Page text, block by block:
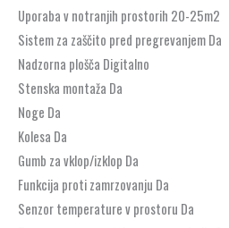
Uporaba v notranjih prostorih 20-25m2
Sistem za zaščito pred pregrevanjem Da
Nadzorna plošča Digitalno
Stenska montaža Da
Noge Da
Kolesa Da
Gumb za vklop/izklop Da
Funkcija proti zamrzovanju Da
Senzor temperature v prostoru Da